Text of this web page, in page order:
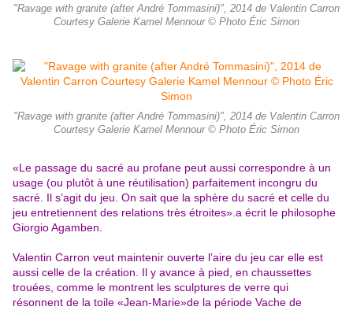
"Ravage with granite (after André Tommasini)", 2014 de Valentin Carron
Courtesy Galerie Kamel Mennour © Photo Éric Simon
"Ravage with granite (after André Tommasini)", 2014 de Valentin Carron
Courtesy Galerie Kamel Mennour © Photo Éric Simon
«Le passage du sacré au profane peut aussi correspondre à un
usage (ou plutôt à une réutilisation) parfaitement incongru du
sacré. Il s’agit du jeu. On sait que la sphère du sacré et celle du
jeu entretiennent des relations très étroites».a écrit le philosophe
Giorgio Agamben.
Valentin Carron veut maintenir ouverte l’aire du jeu car elle est
aussi celle de la création. Il y avance à pied, en chaussettes
trouées, comme le montrent les sculptures de verre qui
résonnent de la toile «Jean-Marie»de la période Vache de